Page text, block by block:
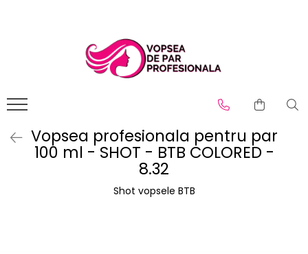
SHOT
Vopsea profesionala pentru par
100 ml - SHOT - BTB COLORED -
8.32
Shot vopsele BTB